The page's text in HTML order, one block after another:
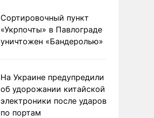
Сортировочный пункт
«Укрпочты» в Павлограде
уничтожен «Бандеролью»
На Украине предупредили
об удорожании китайской
электроники после ударов
по портам